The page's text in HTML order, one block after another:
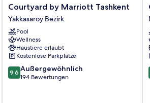
Courtyard
by
Marriott
Tashkent
Yakkasaroy
Bezirk
Courtyard by Marriott Tashkent
Yakkasaroy Bezirk
Pool
Wellness
Haustiere erlaubt
Kostenlose Parkplätze
9.6
von
9,6 Außergewöhnlich
194 Bewertungen